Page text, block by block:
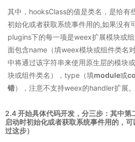
其中，hooksClass的值是类名，是给有
初始化或者获取系统事件用的,如果没有
plugins下的每一项是weex扩展模块或
面包含name（填weex模块或组件类名
中将通过该字符串来使用原生层的模块
块或组件类名），type（填module或
错），注意不支持weex的handler扩展。
2.4开始具体代码开发，分三步 ：其中
启动时初始化或者获取系统事件用的，
过这步）